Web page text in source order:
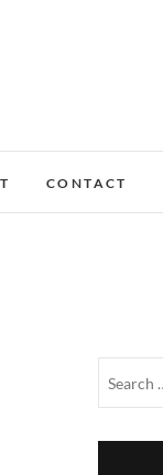
CONTACT